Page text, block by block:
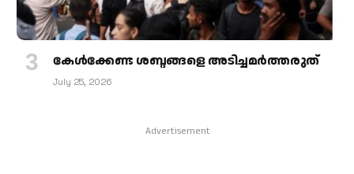
കേള്‍ക്കേണ്ട ശബ്ദങ്ങളെ അടിച്ചമര്‍ത്തരുത്
July 25, 2026
Advertisement